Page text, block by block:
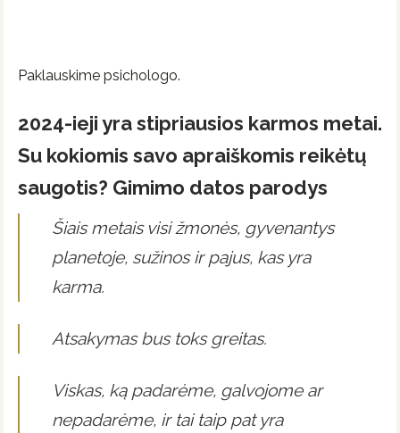
Paklauskime psichologo.
2024-ieji yra stipriausios karmos metai.
Su kokiomis savo apraiškomis reikėtų
saugotis? Gimimo datos parodys
Šiais metais visi žmonės, gyvenantys
planetoje, sužinos ir pajus, kas yra
karma.
Atsakymas bus toks greitas.
Viskas, ką padarėme, galvojome ar
nepadarėme, ir tai taip pat yra